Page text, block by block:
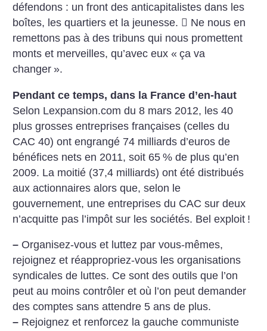
défendons : un front des anticapitalistes dans les
boîtes, les quartiers et la jeunesse.  Ne nous en
remettons pas à des tribuns qui nous promettent
monts et merveilles, qu’avec eux « ça va
changer ».
Pendant ce temps, dans la France d’en-haut
Selon Lexpansion.com du 8 mars 2012, les 40
plus grosses entreprises françaises (celles du
CAC 40) ont engrangé 74 milliards d’euros de
bénéfices nets en 2011, soit 65 % de plus qu’en
2009. La moitié (37,4 milliards) ont été distribués
aux actionnaires alors que, selon le
gouvernement, une entreprises du CAC sur deux
n’acquitte pas l’impôt sur les sociétés. Bel exploit !
– Organisez-vous et luttez par vous-mêmes,
rejoignez et réappropriez-vous les organisations
syndicales de luttes. Ce sont des outils que l’on
peut au moins contrôler et où l’on peut demander
des comptes sans attendre 5 ans de plus.
– Rejoignez et renforcez la gauche communiste